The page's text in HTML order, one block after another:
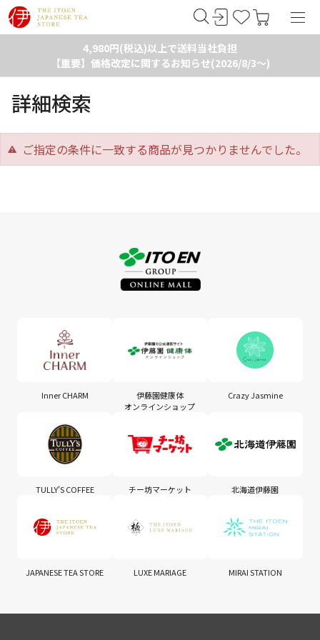
4,980円(税込)以上で送料当社負担
【重要】価格改定に関するお知らせ(2026/8/3～)
詳細検索
ご指定の条件に一致する商品が見つかりませんでした。
Inner CHARM
伊藤園健康体
オンラインショップ
Crazy Jasmine
TULLY'S COFFEE チー坊マーケット 北海道伊藤園
JAPANESE TEA STORE LUXE MARIAGE MIRAI STATION